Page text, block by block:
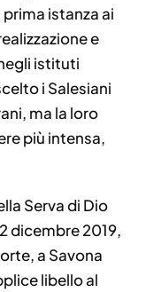
istanza ai
e
istituti
i Salesiani
ma la loro
più intensa,
Serva di Dio
dicembre 2019,
a Savona
libello al